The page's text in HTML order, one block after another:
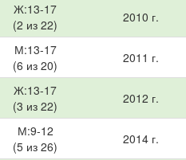
Ж:13-17
(2 из 22)
2010 г.
М:13-17
(6 из 20)
2011 г.
Ж:13-17
(3 из 22)
2012 г.
М:9-12
(5 из 26)
2014 г.